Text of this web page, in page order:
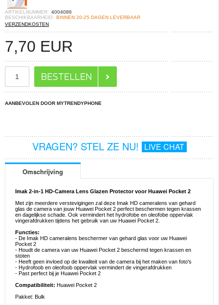
ARTIKELNUMMER: 4004086
BESCHIKBAARHEID: BINNEN 20-25 DAGEN LEVERBAAR
VERZENDKOSTEN
7,70 EUR
AANBEVOLEN DOOR MYTRENDYPHONE
VRAGEN? STEL ZE NU! LIVE CHAT
Omschrijving
Imak 2-in-1 HD-Camera Lens Glazen Protector voor Huawei Pocket 2
Met zijn meerdere verstevigingen zal deze Imak HD cameralens van gehard
glas de camera van jouw Huawei Pocket 2 perfect beschermen tegen krassen
en dagelijkse schade. Ook vermindert het hydrofobe en oleofobe oppervlak
vingerafdrukken tijdens het gebruik van uw Huawei Pocket 2.
Functies:
- De Imak HD cameralens beschermer van gehard glas voor uw Huawei
Pocket 2
- Houdt de camera van uw Huawei Pocket 2 beschermd tegen krassen en
stoten
- Heeft geen invloed op de kwaliteit van de camera bij het maken van foto's
- Hydrofoob en oleofoob oppervlak vermindert de vingerafdrukken
- Past perfect bij je Huawei Pocket 2
Compatibiliteit: Huawei Pocket 2
Pakket: Bulk